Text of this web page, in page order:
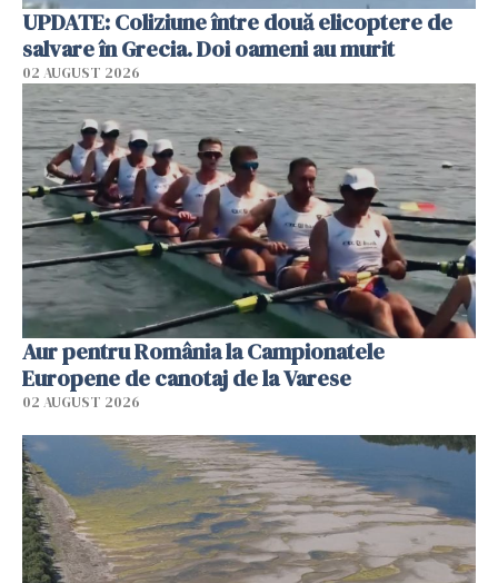
UPDATE: Coliziune între două elicoptere de
salvare în Grecia. Doi oameni au murit
02 AUGUST 2026
Aur pentru România la Campionatele
Europene de canotaj de la Varese
02 AUGUST 2026